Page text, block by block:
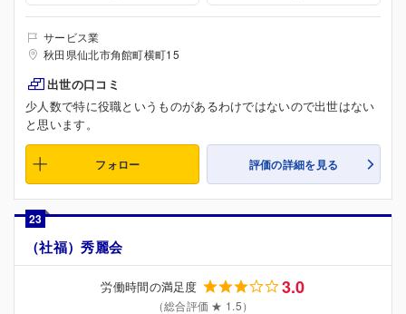
サービス業
秋田県仙北市角館町横町15
出世の口コミ
少人数で特に役職というものがあるわけではないので出世はない
と思います。
フォロー 評価の詳細を見る
23
（社福）秀麗会
労働時間の満足度 3.0
（総合評価 ★ 1.5）